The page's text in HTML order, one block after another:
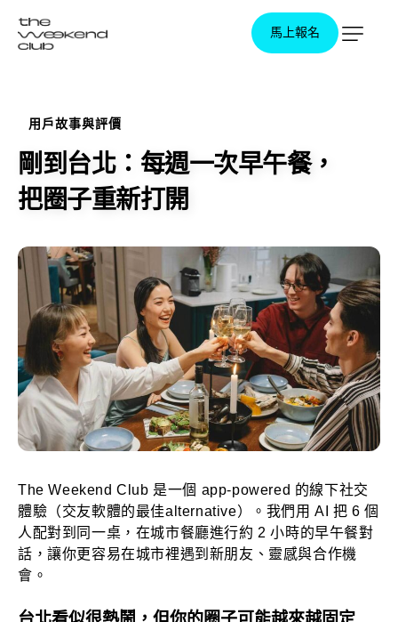
馬上報名
用戶故事與評價
剛到台北：每週一次早午餐，
把圈子重新打開
The Weekend Club 是一個 app-powered 的線下社交
體驗（交友軟體的最佳alternative）。我們用 AI 把 6 個
人配對到同一桌，在城市餐廳進行約 2 小時的早午餐對
話，讓你更容易在城市裡遇到新朋友、靈感與合作機
會。